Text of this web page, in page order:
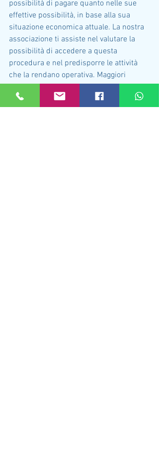
possibilità di pagare quanto nelle sue
effettive possibilità, in base alla sua
situazione economica attuale. La nostra
associazione ti assiste nel valutare la
possibilità di accedere a questa
procedura e nel predisporre le attività
che la rendano operativa. Maggiori
procedura si rivolge, come funziona,